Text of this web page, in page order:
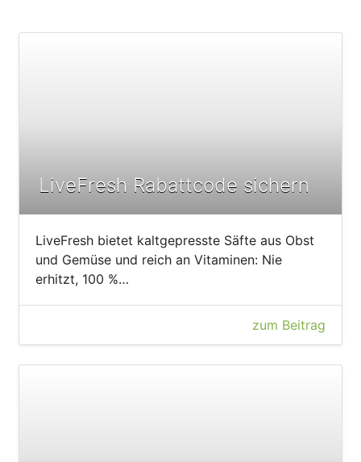
LiveFresh Rabattcode sichern
LiveFresh bietet kaltgepresste Säfte aus Obst
und Gemüse und reich an Vitaminen: Nie
erhitzt, 100 %…
zum Beitrag